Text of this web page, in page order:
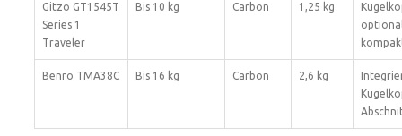
Gitzo GT1545T
Series 1
Traveler
Bis 10 kg Carbon 1,25 kg
Benro TMA38C Bis 16 kg Carbon 2,6 kg